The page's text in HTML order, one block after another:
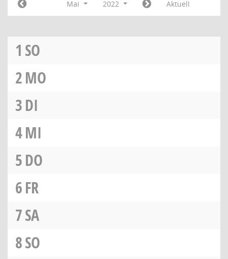
Mai 2022 Aktuell
1 SO
2MO
3DI
4MI
5DO
6FR
7SA
8SO